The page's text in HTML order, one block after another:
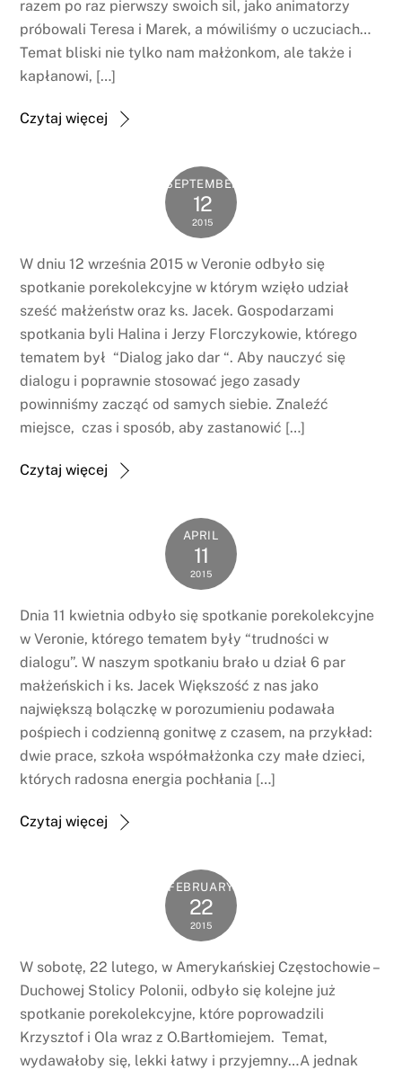
razem po raz pierwszy swoich sil, jako animatorzy
próbowali Teresa i Marek, a mówiliśmy o uczuciach…
Temat bliski nie tylko nam małżonkom, ale także i
kapłanowi, […]
Czytaj więcej
SEPTEMBER
12
2015
W dniu 12 września 2015 w Veronie odbyło się
spotkanie porekolekcyjne w którym wzięło udział
sześć małżeństw oraz ks. Jacek. Gospodarzami
spotkania byli Halina i Jerzy Florczykowie, którego
tematem był “Dialog jako dar “. Aby nauczyć się
dialogu i poprawnie stosować jego zasady
powinniśmy zacząć od samych siebie. Znaleźć
miejsce, czas i sposób, aby zastanowić […]
Czytaj więcej
APRIL
11
2015
Dnia 11 kwietnia odbyło się spotkanie porekolekcyjne
w Veronie, którego tematem były “trudności w
dialogu”. W naszym spotkaniu brało u dział 6 par
małżeńskich i ks. Jacek Większość z nas jako
największą bolączkę w porozumieniu podawała
pośpiech i codzienną gonitwę z czasem, na przykład:
dwie prace, szkoła współmałżonka czy małe dzieci,
których radosna energia pochłania […]
Czytaj więcej
FEBRUARY
22
2015
W sobotę, 22 lutego, w Amerykańskiej Częstochowie –
Duchowej Stolicy Polonii, odbyło się kolejne już
spotkanie porekolekcyjne, które poprowadzili
Krzysztof i Ola wraz z O.Bartłomiejem. Temat,
wydawałoby się, lekki łatwy i przyjemny…A jednak